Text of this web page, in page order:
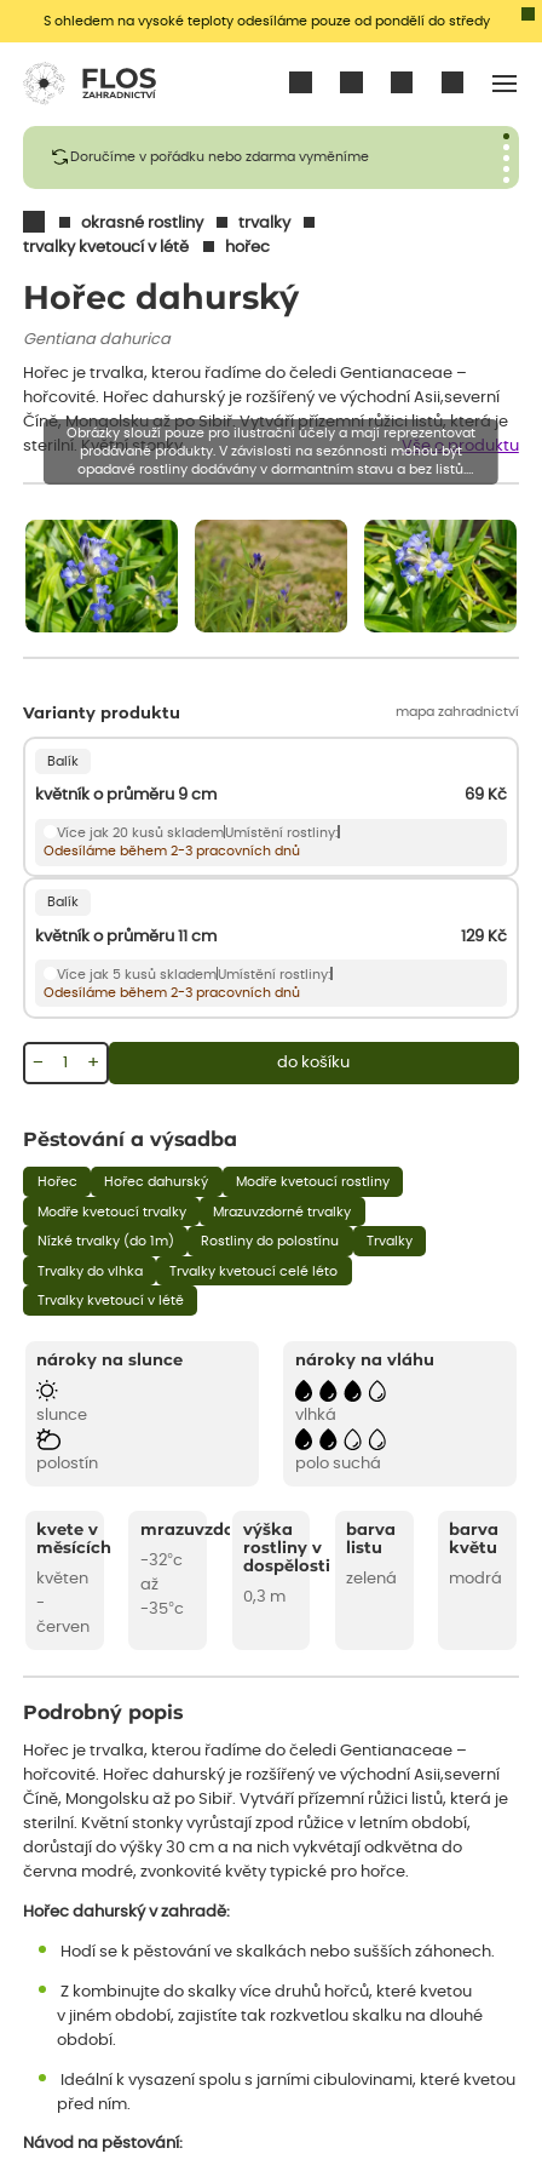
S ohledem na vysoké teploty odesíláme pouze od pondělí do středy
Doručíme v pořádku nebo zdarma vyměníme
okrasné rostliny
trvalky
trvalky kvetoucí v létě
hořec
Hořec dahurský
Gentiana dahurica
Hořec je trvalka, kterou řadíme do čeledi Gentianaceae –
hořcovité. Hořec dahurský je rozšířený ve východní Asii,severní
Číně, Mongolsku až po Sibiř. Vytváří přízemní růžici listů, která je
sterilní. Květní stonky…
Vše o produktu
Varianty produktu mapa zahradnictví
Balík
květník o průměru 9 cm 69 Kč
Více jak 20 kusů sklademUmístění rostliny:
Odesíláme během 2-3 pracovních dnů
Balík
květník o průměru 11 cm 129 Kč
Více jak 5 kusů sklademUmístění rostliny:
Odesíláme během 2-3 pracovních dnů
+
− do košíku
Obrázky slouží pouze pro ilustrační účely a mají reprezentovat
prodávané produkty. V závislosti na sezónnosti mohou být
opadavé rostliny dodávány v dormantním stavu a bez listů.
Rostliny mohou být také sestřiženy níže, než je uvedená výška,
Pěstování a výsadba
Hořec Hořec dahurský Modře kvetoucí rostliny
Modře kvetoucí trvalky Mrazuvzdorné trvalky
Nízké trvalky (do 1m) Rostliny do polostínu Trvalky
Trvalky do vlhka Trvalky kvetoucí celé léto
Trvalky kvetoucí v létě
nároky na slunce
slunce
polostín
nároky na vláhu
vlhká
polo suchá
kvete v
měsících
květen
-
červen
mrazuvzdornost
-32°c
až
-35°c
výška
rostliny v
dospělosti
0,3 m
barva
listu
zelená
barva
květu
modrá
Podrobný popis
Hořec je trvalka, kterou řadíme do čeledi Gentianaceae –
hořcovité. Hořec dahurský je rozšířený ve východní Asii,severní
Číně, Mongolsku až po Sibiř. Vytváří přízemní růžici listů, která je
sterilní. Květní stonky vyrůstají zpod růžice v letním období,
dorůstají do výšky 30 cm a na nich vykvétají odkvětna do
června modré, zvonkovité květy typické pro hořce.
Hořec dahurský v zahradě:
Hodí se k pěstování ve skalkách nebo sušších záhonech.
Z kombinujte do skalky více druhů hořců, které kvetou
v jiném období, zajistíte tak rozkvetlou skalku na dlouhé
období.
Ideální k vysazení spolu s jarními cibulovinami, které kvetou
před ním.
Návod na pěstování: